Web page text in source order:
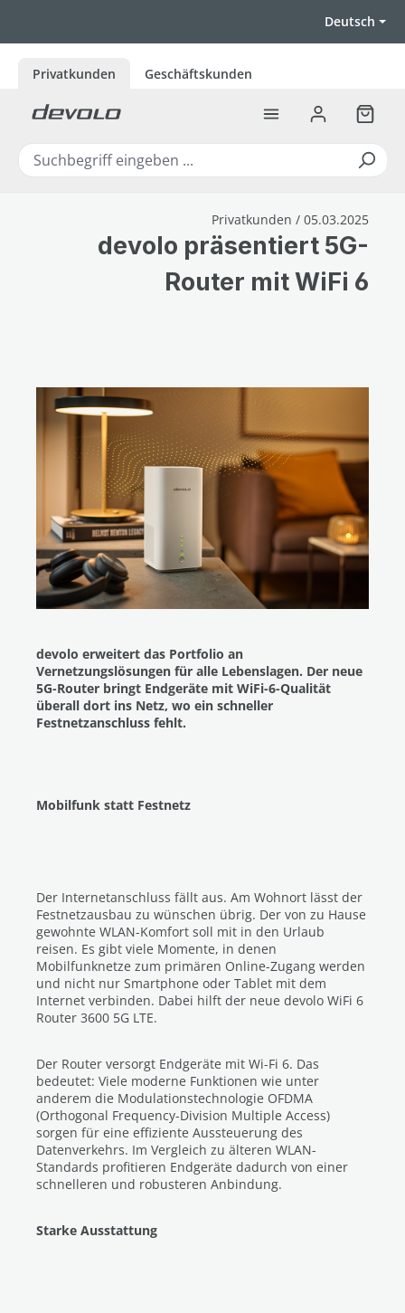
Deutsch
Privatkunden Geschäftskunden
Privatkunden / 05.03.2025
devolo präsentiert 5G-
Router mit WiFi 6
devolo erweitert das Portfolio an
Vernetzungslösungen für alle Lebenslagen. Der neue
5G-Router bringt Endgeräte mit WiFi-6-Qualität
überall dort ins Netz, wo ein schneller
Festnetzanschluss fehlt.
Mobilfunk statt Festnetz
Der Internetanschluss fällt aus. Am Wohnort lässt der
Festnetzausbau zu wünschen übrig. Der von zu Hause
gewohnte WLAN-Komfort soll mit in den Urlaub
reisen. Es gibt viele Momente, in denen
Mobilfunknetze zum primären Online-Zugang werden
und nicht nur Smartphone oder Tablet mit dem
Internet verbinden. Dabei hilft der neue devolo WiFi 6
Router 3600 5G LTE.
Der Router versorgt Endgeräte mit Wi-Fi 6. Das
bedeutet: Viele moderne Funktionen wie unter
anderem die Modulationstechnologie OFDMA
(Orthogonal Frequency-Division Multiple Access)
sorgen für eine effiziente Aussteuerung des
Datenverkehrs. Im Vergleich zu älteren WLAN-
Standards profitieren Endgeräte dadurch von einer
schnelleren und robusteren Anbindung.
Starke Ausstattung